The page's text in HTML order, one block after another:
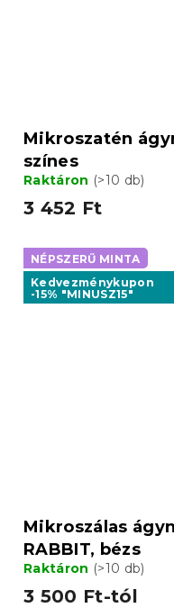
Mikroszatén
színes
Raktáron (>10 db)
3 452 Ft
NÉPSZERŰ MINTA
Kedvezménykupon
-15% "MINUSZ15"
Mikroszálas
RABBIT, bézs
Raktáron (>10 db)
3 500 Ft-tól